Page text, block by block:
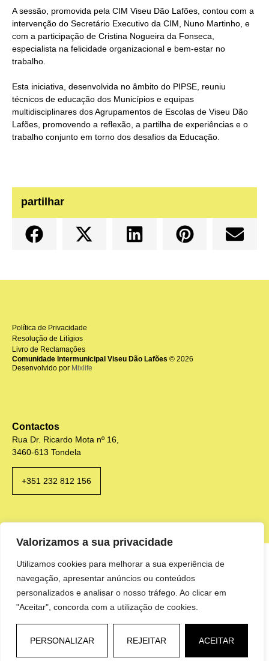
Valorizamos a sua privacidade
Utilizamos cookies para melhorar a sua experiência de
navegação, apresentar anúncios ou conteúdos
personalizados e analisar o nosso tráfego. Ao clicar em
"Aceitar", concorda com a utilização de cookies.
PERSONALIZAR REJEITAR ACEITAR
A sessão, promovida pela CIM Viseu Dão Lafões, contou com a
intervenção do Secretário Executivo da CIM, Nuno Martinho, e
com a participação de Cristina Nogueira da Fonseca,
especialista na felicidade organizacional e bem-estar no
trabalho.
Esta iniciativa, desenvolvida no âmbito do PIPSE, reuniu
técnicos de educação dos Municípios e equipas
multidisciplinares dos Agrupamentos de Escolas de Viseu Dão
Lafões, promovendo a reflexão, a partilha de experiências e o
trabalho conjunto em torno dos desafios da Educação.
partilhar
Política de Privacidade
Resolução de Litígios
Livro de Reclamações
Comunidade Intermunicipal Viseu Dão Lafões © 2026
Desenvolvido por Mixlife
Contactos
Rua Dr. Ricardo Mota nº 16,
3460-613 Tondela
+351 232 812 156